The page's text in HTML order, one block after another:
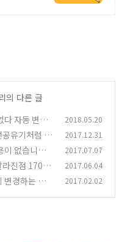
의 다른 글
다 자동 변경
2018.05.20
유기처럼 써
2017.12.31
이 없습니다
2017.07.07
라진점 1703
2017.06.04
경하는 방법 2017.02.02